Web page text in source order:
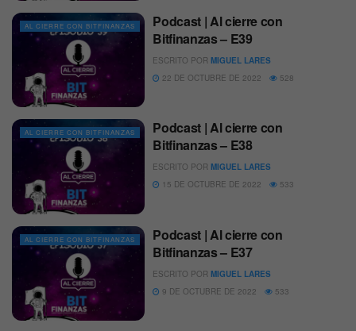
AL CIERRE CON BITFINANZAS
Podcast | Al cierre con
Bitfinanzas – E39
ESCRITO POR MIGUEL LARES
22 DE OCTUBRE DE 2022
528
AL CIERRE CON BITFINANZAS
Podcast | Al cierre con
Bitfinanzas – E38
ESCRITO POR MIGUEL LARES
15 DE OCTUBRE DE 2022
533
AL CIERRE CON BITFINANZAS
Podcast | Al cierre con
Bitfinanzas – E37
ESCRITO POR MIGUEL LARES
9 DE OCTUBRE DE 2022
533